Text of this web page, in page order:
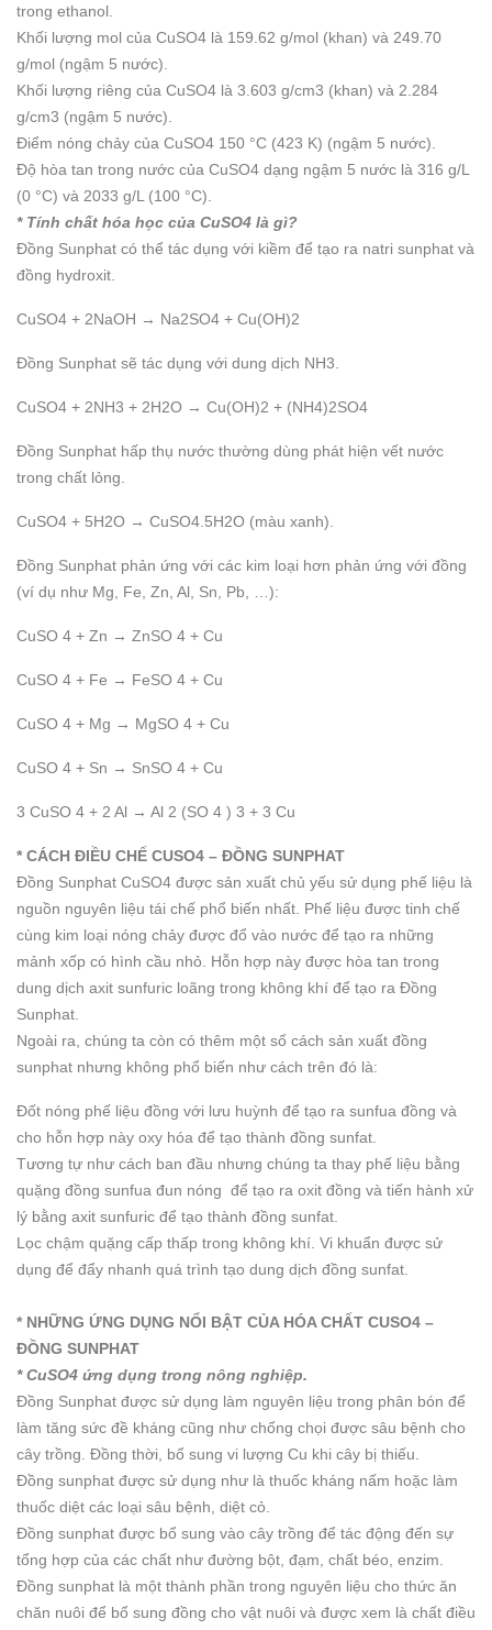
trong ethanol.
Khối lượng mol của CuSO4 là 159.62 g/mol (khan) và 249.70
g/mol (ngậm 5 nước).
Khối lượng riêng của CuSO4 là 3.603 g/cm3 (khan) và 2.284
g/cm3 (ngậm 5 nước).
Điểm nóng chảy của CuSO4 150 °C (423 K) (ngậm 5 nước).
Độ hòa tan trong nước của CuSO4 dạng ngậm 5 nước là 316 g/L
(0 °C) và 2033 g/L (100 °C).
* Tính chất hóa học của CuSO4 là gì?
Đồng Sunphat có thể tác dụng với kiềm để tạo ra natri sunphat và
đồng hydroxit.
CuSO4 + 2NaOH → Na2SO4 + Cu(OH)2
Đồng Sunphat sẽ tác dụng với dung dịch NH3.
CuSO4 + 2NH3 + 2H2O → Cu(OH)2 + (NH4)2SO4
Đồng Sunphat hấp thụ nước thường dùng phát hiện vết nước
trong chất lỏng.
CuSO4 + 5H2O → CuSO4.5H2O (màu xanh).
Đồng Sunphat phản ứng với các kim loại hơn phản ứng với đồng
(ví dụ như Mg, Fe, Zn, Al, Sn, Pb, …):
CuSO 4 + Zn → ZnSO 4 + Cu
CuSO 4 + Fe → FeSO 4 + Cu
CuSO 4 + Mg → MgSO 4 + Cu
CuSO 4 + Sn → SnSO 4 + Cu
3 CuSO 4 + 2 Al → Al 2 (SO 4 ) 3 + 3 Cu
* CÁCH ĐIỀU CHẾ CUSO4 – ĐỒNG SUNPHAT
Đồng Sunphat CuSO4 được sản xuất chủ yếu sử dụng phế liệu là
nguồn nguyên liệu tái chế phổ biến nhất. Phế liệu được tinh chế
cùng kim loại nóng chảy được đổ vào nước để tạo ra những
mảnh xốp có hình cầu nhỏ. Hỗn hợp này được hòa tan trong
dung dịch axit sunfuric loãng trong không khí để tạo ra Đồng
Sunphat.
Ngoài ra, chúng ta còn có thêm một số cách sản xuất đồng
sunphat nhưng không phổ biến như cách trên đó là:
Đốt nóng phế liệu đồng với lưu huỳnh để tạo ra sunfua đồng và
cho hỗn hợp này oxy hóa để tạo thành đồng sunfat.
Tương tự như cách ban đầu nhưng chúng ta thay phế liệu bằng
quặng đồng sunfua đun nóng để tạo ra oxit đồng và tiến hành xử
lý bằng axit sunfuric để tạo thành đồng sunfat.
Lọc chậm quặng cấp thấp trong không khí. Vi khuẩn được sử
dụng để đẩy nhanh quá trình tạo dung dịch đồng sunfat.
* NHỮNG ỨNG DỤNG NỔI BẬT CỦA HÓA CHẤT CUSO4 –
ĐỒNG SUNPHAT
* CuSO4 ứng dụng trong nông nghiệp.
Đồng Sunphat được sử dụng làm nguyên liệu trong phân bón để
làm tăng sức đề kháng cũng như chống chọi được sâu bệnh cho
cây trồng. Đồng thời, bổ sung vi lượng Cu khi cây bị thiếu.
Đồng sunphat được sử dụng như là thuốc kháng nấm hoặc làm
thuốc diệt các loại sâu bệnh, diệt cỏ.
Đồng sunphat được bổ sung vào cây trồng để tác động đến sự
tổng hợp của các chất như đường bột, đạm, chất béo, enzim.
Đồng sunphat là một thành phần trong nguyên liệu cho thức ăn
chăn nuôi để bổ sung đồng cho vật nuôi và được xem là chất điều